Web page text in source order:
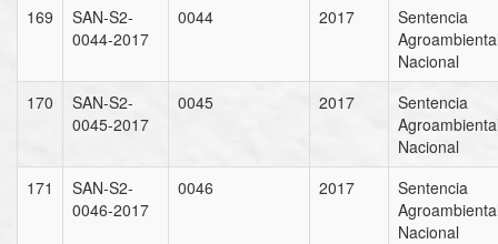
169
SAN-S2-
0044-2017
0044 2017
Sentencia
Nacional
170
SAN-S2-
0045-2017
0045 2017
Sentencia
Nacional
171
SAN-S2-
0046-2017
0046 2017
Sentencia
Nacional